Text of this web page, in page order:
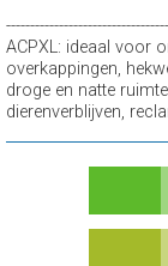
ACPXL: ideaal voor
overkappingen,
droge en natte
dierenverblijven,